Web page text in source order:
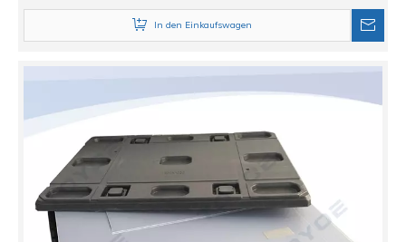
In den Einkaufswagen